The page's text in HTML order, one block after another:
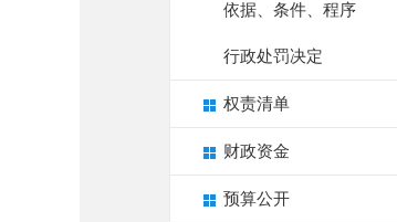
依据、条件、程序
行政处罚决定
权责清单
财政资金
预算公开